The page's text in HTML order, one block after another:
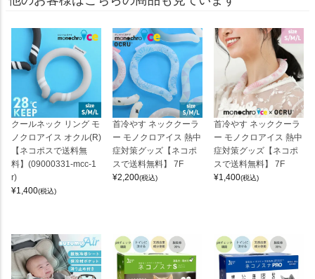
クールネック リング モ
ノクロアイス オクル(R)
【ネコポスで送料無
料】(09000331-mcc-1
r)
¥1,400(税込)
首冷やす ネッククーラ
ー モノクロアイス 熱中
症対策グッズ【ネコポ
スで送料無料】 7F
¥2,200(税込)
首冷やす ネッククーラ
ー モノクロアイス 熱中
症対策グッズ【ネコポ
スで送料無料】 7F
¥1,400(税込)